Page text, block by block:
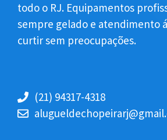
todo o RJ. Equipamentos
sempre gelado e atendimento
curtir sem preocupações.
(21) 94317-4318